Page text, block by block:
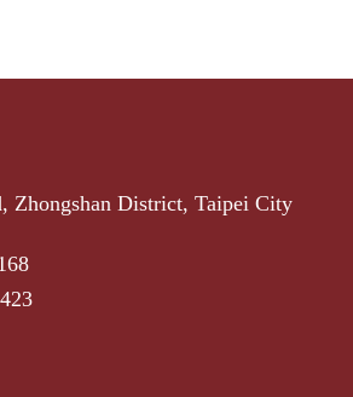
Zhongshan District, Taipei City